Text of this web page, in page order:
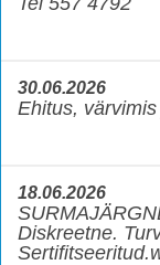
30.06.2026
Ehitus,
18.06.2026
Diskreetne.